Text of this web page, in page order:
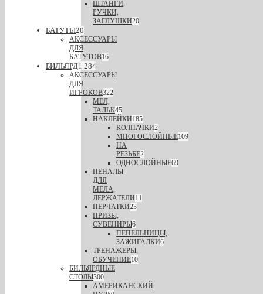
ШТАНГИ,
РУЧКИ,
ЗАГЛУШКИ20
БАТУТЫ20
АКСЕССУАРЫ
ДЛЯ
БАТУТОВ16
БИЛЬЯРД1 284
АКСЕССУАРЫ
ДЛЯ
ИГРОКОВ322
МЕЛ,
ТАЛЬК45
НАКЛЕЙКИ185
КОЛПАЧКИ2
МНОГОСЛОЙНЫЕ109
НА
РЕЗЬБЕ2
ОДНОСЛОЙНЫЕ69
ПЕНАЛЫ
ДЛЯ
МЕЛА,
ДЕРЖАТЕЛИ11
ПЕРЧАТКИ23
ПРИЗЫ,
СУВЕНИРЫ6
ПЕПЕЛЬНИЦЫ,
ЗАЖИГАЛКИ6
ТРЕНАЖЕРЫ,
ОБУЧЕНИЕ10
БИЛЬЯРДНЫЕ
СТОЛЫ300
АМЕРИКАНСКИЙ